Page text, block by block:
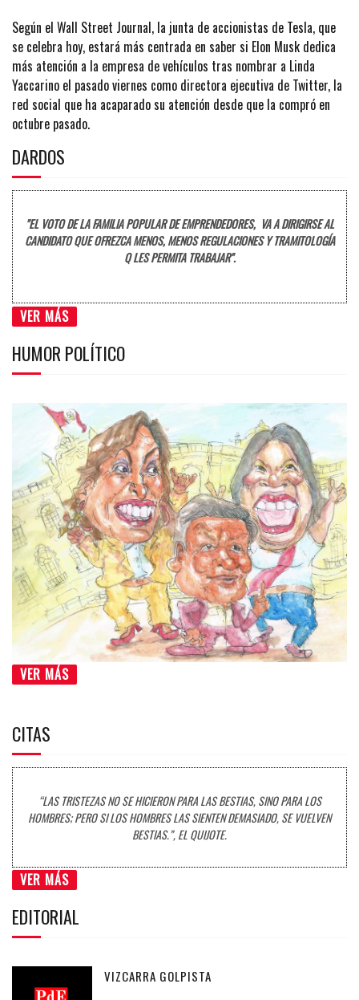
Según el Wall Street Journal, la junta de accionistas de Tesla, que
se celebra hoy, estará más centrada en saber si Elon Musk dedica
más atención a la empresa de vehículos tras nombrar a Linda
Yaccarino el pasado viernes como directora ejecutiva de Twitter, la
red social que ha acaparado su atención desde que la compró en
octubre pasado.
DARDOS
"EL VOTO DE LA FAMILIA POPULAR DE EMPRENDEDORES, VA A DIRIGIRSE AL
CANDIDATO QUE OFREZCA MENOS, MENOS REGULACIONES Y TRAMITOLOGÍA
Q LES PERMITA TRABAJAR".
VER MÁS
HUMOR POLÍTICO
VER MÁS
CITAS
“LAS TRISTEZAS NO SE HICIERON PARA LAS BESTIAS, SINO PARA LOS
HOMBRES; PERO SI LOS HOMBRES LAS SIENTEN DEMASIADO, SE VUELVEN
BESTIAS.”, EL QUIJOTE.
VER MÁS
EDITORIAL
VIZCARRA GOLPISTA